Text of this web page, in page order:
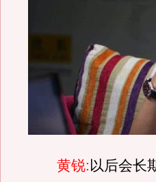
黄锐: 以后会长